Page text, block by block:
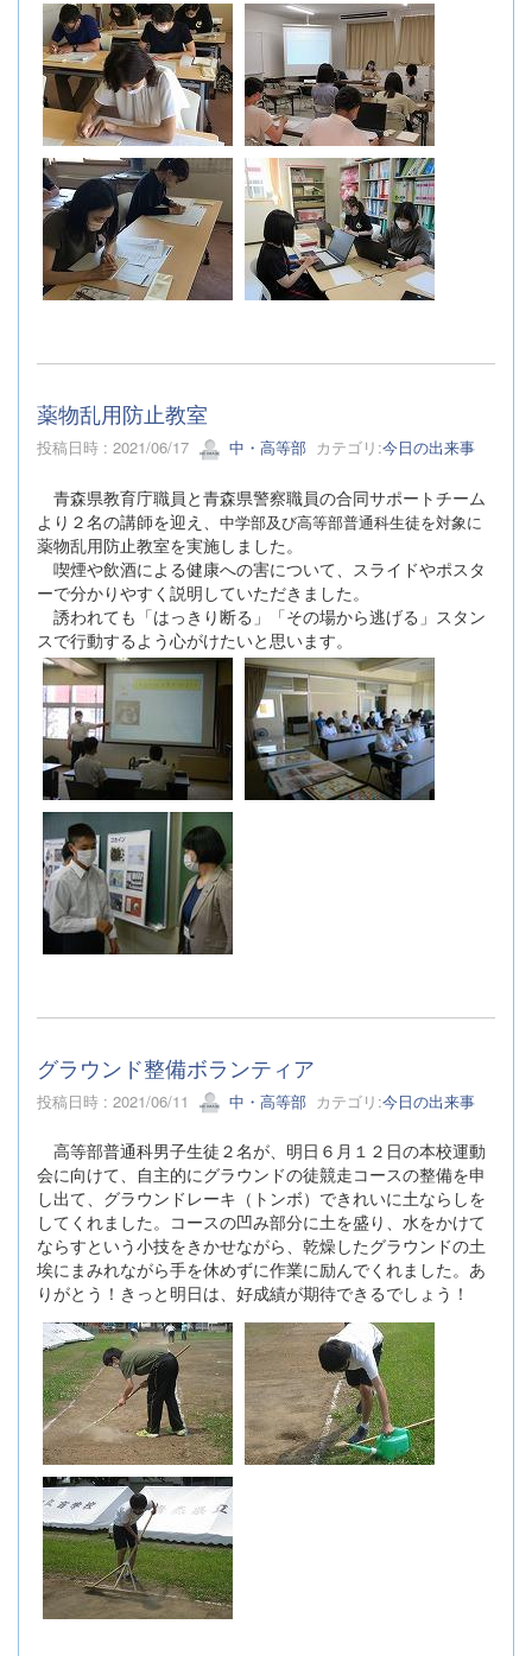
薬物乱用防止教室
投稿日時 : 2021/06/17 中・高等部 カテゴリ:今日の出来事
青森県教育庁職員と青森県警察職員の合同サポートチーム
より２名の講師を迎え、 中学部及び高等部普通科生徒を対象に
薬物乱用防止教室を実施しました。
喫煙や飲酒による健康への害について、スライドやポスタ
ーで分かりやすく説明していただきました。
誘われても「はっきり断る」「その場から逃げる」スタン
スで行動するよう心がけたいと思います。
グラウンド整備ボランティア
投稿日時 : 2021/06/11 中・高等部 カテゴリ:今日の出来事
高等部普通科男子生徒２名が、明日６月１２日の本校運動
会に向けて、自主的にグラウンドの徒競走コースの整備を申
し出て、グラウンドレーキ（トンボ）できれいに土ならしを
してくれました。コースの凹み部分に土を盛り、水をかけて
ならすという小技をきかせながら、乾燥したグラウンドの土
埃にまみれながら手を休めずに作業に励んでくれました。あ
りがとう！きっと明日は、好成績が期待できるでしょう！